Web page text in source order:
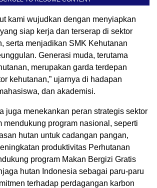
kami wujudkan dengan menyiapkan
siap kerja dan terserap di sektor
serta menjadikan SMK Kehutanan
Generasi muda, terutama
merupakan garda terdepan
kehutanan,” ujarnya di hadapan
dan akademisi.
juga menekankan peran strategis sektor
mendukung program nasional, seperti
hutan untuk cadangan pangan,
produktivitas Perhutanan
program Makan Bergizi Gratis
hutan Indonesia sebagai paru-paru
terhadap perdagangan karbon